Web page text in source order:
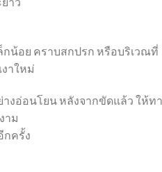
น้อย คราบสกปรก หรือบริเวณที่
าใหม่
งอ่อนโยน หลังจากขัดแล้ว ให้ทา
าม
กครั้ง